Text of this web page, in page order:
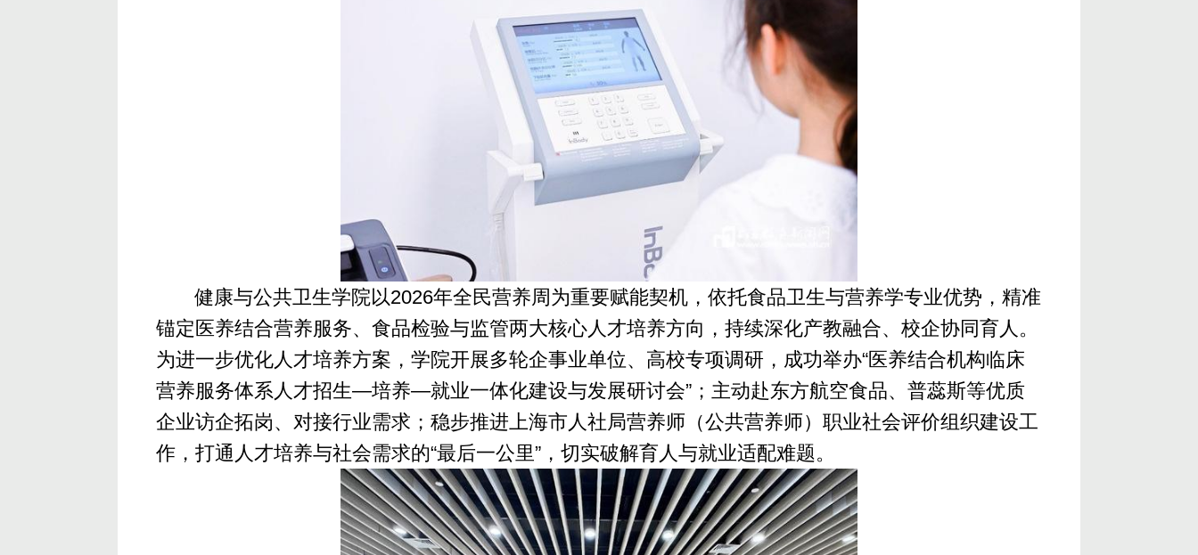
健康与公共卫生学院以2026年全民营养周为重要赋能契机，依托食品卫生与营养学专业优势，精准
锚定医养结合营养服务、食品检验与监管两大核心人才培养方向，持续深化产教融合、校企协同育人。
为进一步优化人才培养方案，学院开展多轮企事业单位、高校专项调研，成功举办“医养结合机构临床
营养服务体系人才招生—培养—就业一体化建设与发展研讨会”；主动赴东方航空食品、普蕊斯等优质
企业访企拓岗、对接行业需求；稳步推进上海市人社局营养师（公共营养师）职业社会评价组织建设工
作，打通人才培养与社会需求的“最后一公里”，切实破解育人与就业适配难题。